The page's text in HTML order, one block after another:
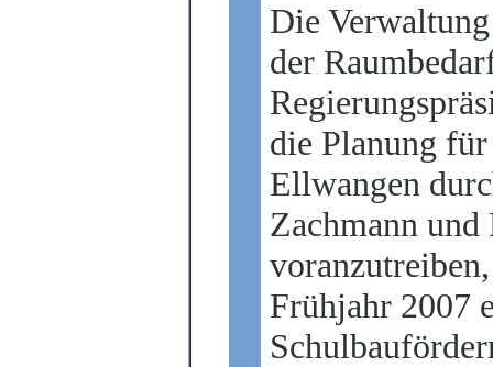
Die
der
die Planung
Ellwangen
Zachmann und
Frühjahr 2007